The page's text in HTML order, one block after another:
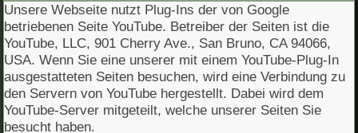
Unsere Webseite nutzt Plug-Ins der von Google
betriebenen Seite YouTube. Betreiber der Seiten ist die
YouTube, LLC, 901 Cherry Ave., San Bruno, CA 94066,
USA. Wenn Sie eine unserer mit einem YouTube-Plug-In
ausgestatteten Seiten besuchen, wird eine Verbindung zu
den Servern von YouTube hergestellt. Dabei wird dem
YouTube-Server mitgeteilt, welche unserer Seiten Sie
besucht haben.